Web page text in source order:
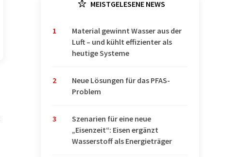
MEISTGELESENE NEWS
1
Material gewinnt Wasser aus der
Luft – und kühlt effizienter als
heutige Systeme
2
Neue Lösungen für das PFAS-
Problem
3
Szenarien für eine neue
„Eisenzeit“: Eisen ergänzt
Wasserstoff als Energieträger